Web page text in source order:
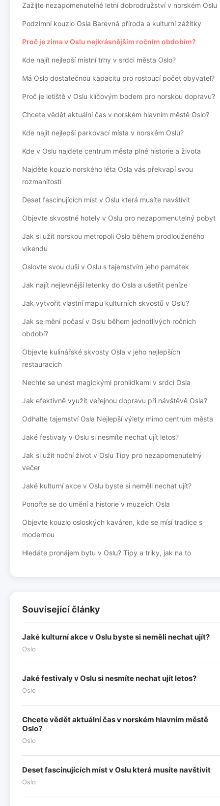
Zažijte nezapomenutelné letní dobrodružství v norském Oslu
Podzimní kouzlo Osla Barevná příroda a kulturní zážitky
Proč je zima v Oslu nejkrásnějším ročním obdobím?
Kde najít nejlepší místní trhy v srdci města Oslo?
Má Oslo dostatečnou kapacitu pro rostoucí počet obyvatel?
Proč je letiště v Oslu klíčovým bodem pro norskou dopravu?
Chcete vědět aktuální čas v norském hlavním městě Oslo?
Kde najít nejlepší parkovací místa v norském Oslu?
Kde v Oslu najdete centrum města plné historie a života
Najděte kouzlo norského léta Osla vás překvapí svou
rozmanitostí
Deset fascinujících míst v Oslu která musíte navštívit
Objevte skvostné hotely v Oslu pro nezapomenutelný pobyt
Jak si užít norskou metropoli Oslo během prodlouženého
víkendu
Oslovte svou duši v Oslu s tajemstvím jeho památek
Jak najít nejlevnější letenky do Osla a ušetřit peníze
Jak vytvořit vlastní mapu kulturních skvostů v Oslu?
Jak se mění počasí v Oslu během jednotlivých ročních
období?
Objevte kulinářské skvosty Osla v jeho nejlepších
restauracích
Nechte se unést magickými prohlídkami v srdci Osla
Jak efektivně využít veřejnou dopravu při návštěvě Osla?
Odhalte tajemství Osla Nejlepší výlety mimo centrum města
Jaké festivaly v Oslu si nesmíte nechat ujít letos?
Jak si užít noční život v Oslu Tipy pro nezapomenutelný
večer
Jaké kulturní akce v Oslu byste si neměli nechat ujít?
Ponořte se do umění a historie v muzeích Osla
Objevte kouzlo osloských kaváren, kde se mísí tradice s
modernou
Hledáte pronájem bytu v Oslu? Tipy a triky, jak na to
Související články
Jaké kulturní akce v Oslu byste si neměli nechat ujít?
Oslo
Jaké festivaly v Oslu si nesmíte nechat ujít letos?
Oslo
Chcete vědět aktuální čas v norském hlavním městě
Oslo?
Oslo
Deset fascinujících míst v Oslu která musíte navštívit
Oslo